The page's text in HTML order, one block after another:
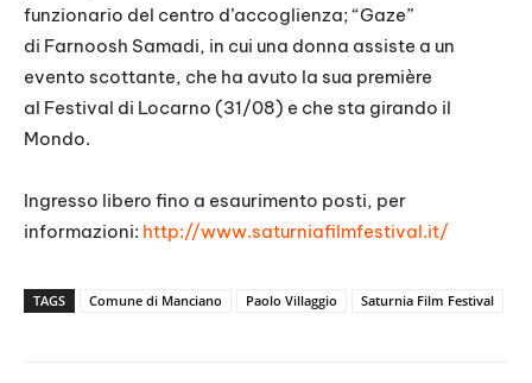
funzionario del centro d’accoglienza; “Gaze”
di Farnoosh Samadi, in cui una donna assiste a un
evento scottante, che ha avuto la sua première
al Festival di Locarno (31/08) e che sta girando il
Mondo.
Ingresso libero fino a esaurimento posti, per
informazioni: http://www.saturniafilmfestival.it/
TAGS Comune di Manciano Paolo Villaggio Saturnia Film Festival